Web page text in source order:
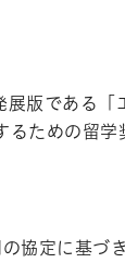
版である「
ための留
協定に基づ